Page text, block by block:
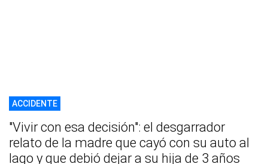
ACCIDENTE
"Vivir con esa decisión": el desgarrador
relato de la madre que cayó con su auto al
lago y que debió dejar a su hija de 3 años